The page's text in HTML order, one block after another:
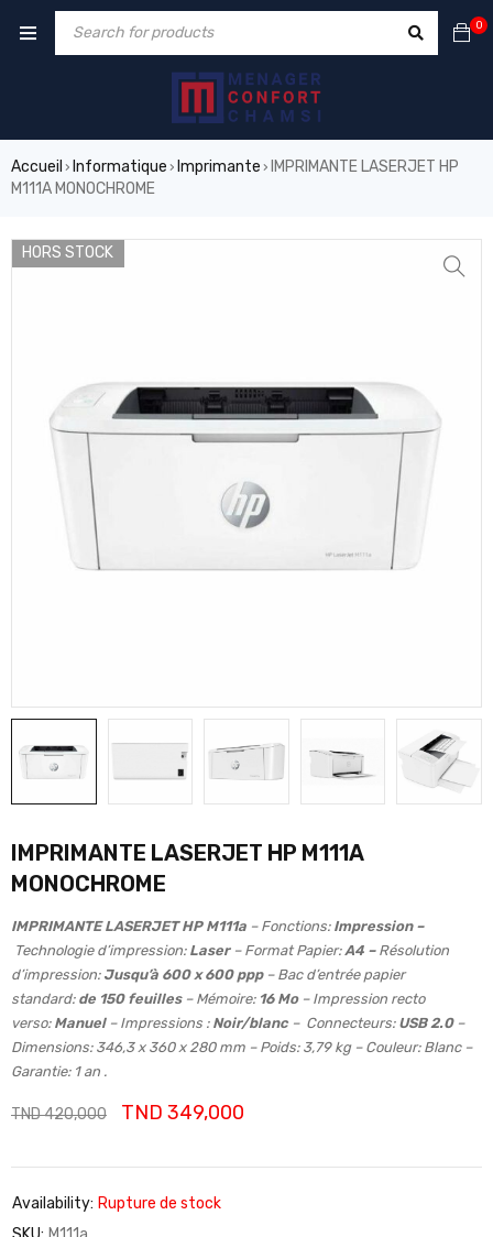
0
Accueil › Informatique › Imprimante › IMPRIMANTE LASERJET HP
M111A MONOCHROME
HORS STOCK
IMPRIMANTE LASERJET HP M111A
MONOCHROME
IMPRIMANTE LASERJET HP M111a – Fonctions:Impression–
Technologie d’impression: Laser – Format Papier: A4 –Résolution
d’impression: Jusqu’à 600 x 600 ppp– Bac d’entrée papier
standard:de 150 feuilles– Mémoire:16 Mo– Impression recto
verso:Manuel – Impressions : Noir/blanc – Connecteurs: USB 2.0–
Dimensions: 346,3 x 360 x 280 mm – Poids: 3,79 kg – Couleur: Blanc –
Garantie: 1 an .
TND420,000 TND 349,000
Availability: Rupture de stock